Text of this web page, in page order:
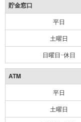
貯金窓口
平日
土曜日
日曜日･休日
ATM
平日
土曜日